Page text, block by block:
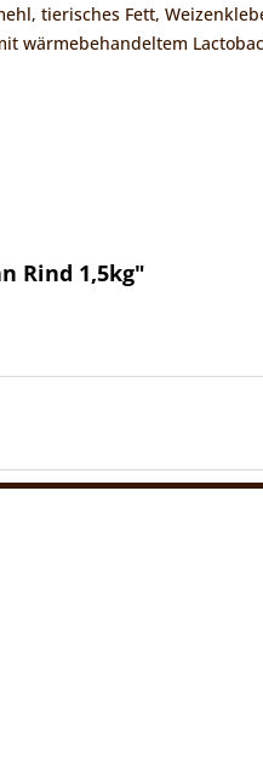
tierisches Fett,
wärmebehandeltem
Rind 1,5kg"